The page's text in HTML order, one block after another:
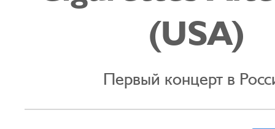
(USA)
Первый концерт в